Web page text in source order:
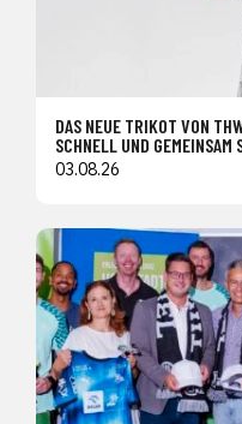
DAS NEUE TRIKOT VON
SCHNELL UND GEMEINSAM
03.08.26